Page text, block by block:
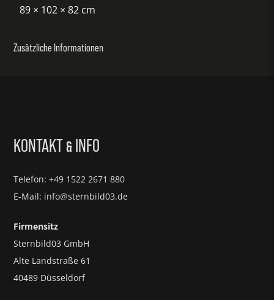
89 × 102 × 82 cm
Zusätzliche Informationen
KONTAKT& INFO
Telefon: +49 1522 2671 880
E-Mail: info@sternbild03.de
Firmensitz
Sternbild03 GmbH
Alte Landstraße 61
40489 Düsseldorf